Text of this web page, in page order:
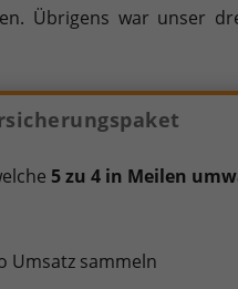
Übrigens war unser
5 zu 4 in Meilen
Umsatz sammeln